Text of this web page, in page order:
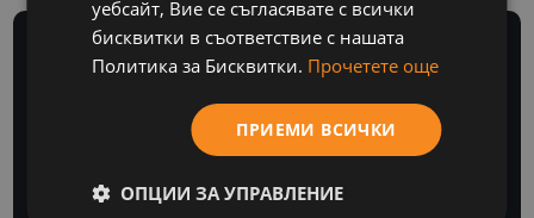
БЮЛЕТИН
уебсайт, Вие се съгласявате с всички
бисквитки в съответствие с нашата
Политика за Бисквитки. Прочетете още
ПРИЕМИ ВСИЧКИ
ОПЦИИ ЗА УПРАВЛЕНИЕ